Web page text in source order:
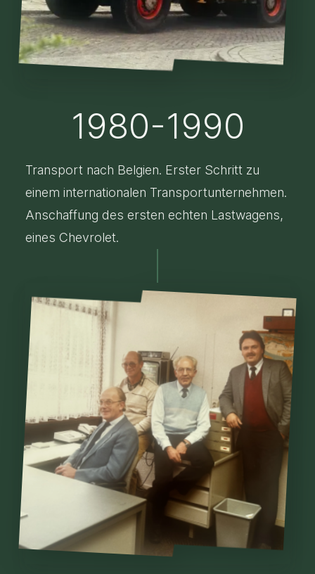
1980-1990
Transport nach Belgien. Erster Schritt zu
einem internationalen Transportunternehmen.
Anschaffung des ersten echten Lastwagens,
eines Chevrolet.